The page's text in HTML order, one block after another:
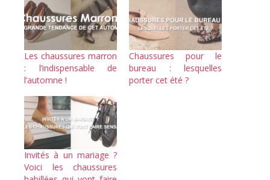
Les chaussures marron
: l’indispensable de
l’automne !
Chaussures pour le
bureau : lesquelles
porter cet été ?
Invités à un mariage ?
Voici les chaussures